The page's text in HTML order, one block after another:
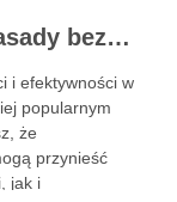
Orbitrek w ciąży – zalety i zasady bezpiecznych ćwiczeń
i efektywności w
popularnym
że
przynieść
jak i